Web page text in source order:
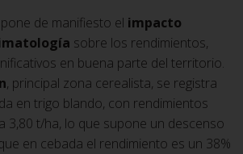
de manifiesto el impacto
sobre los rendimientos,
en buena parte del territorio.
, principal zona cerealista, se registra
en trigo blando, con rendimientos
3,80 t/ha, lo que supone un descenso
en cebada el rendimiento es un 38%